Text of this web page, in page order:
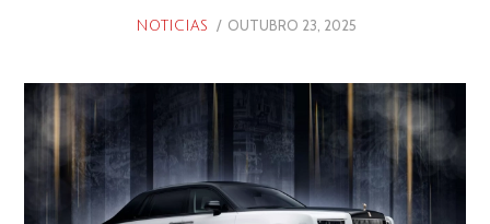
NOTICIAS
POSTED
OUTUBRO 23, 2025